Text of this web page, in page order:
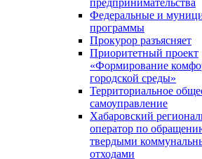
предпринимательства
Федеральные и
программы
Прокурор разъясняет
Приоритетный проект
«Формирование
городской среды»
Территориальное
самоуправление
Хабаровский
оператор по
твердыми
отходами